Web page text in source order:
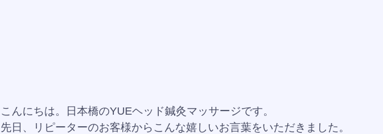
こんにちは。日本橋のYUEヘッド鍼灸マッサージです。
先日、リピーターのお客様からこんな嬉しいお言葉をいただきました。